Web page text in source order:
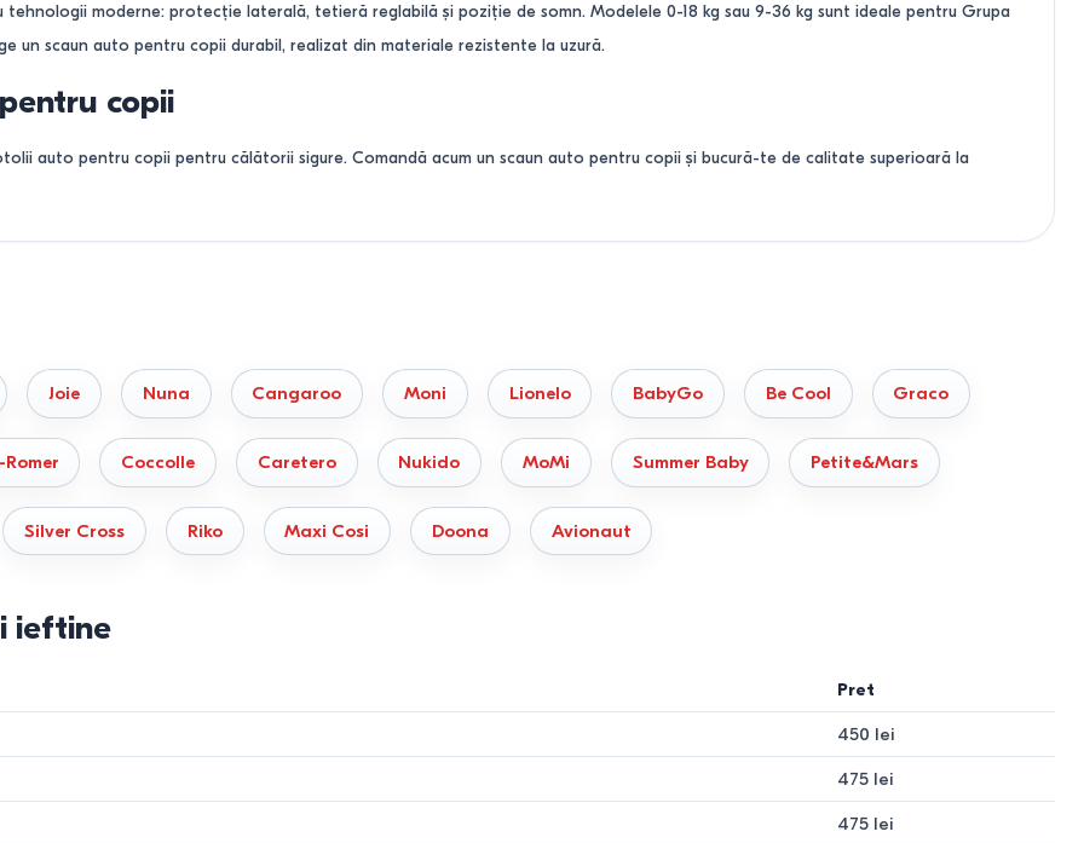
moderne: protecție laterală, tetieră reglabilă și poziție de somn. Modelele 0-18 kg sau 9-36 kg sunt ideale pentru Grupa
un scaun auto pentru copii durabil, realizat din materiale rezistente la uzură.
copii
auto pentru copii pentru călătorii sigure. Comandă acum un scaun auto pentru copii și bucură-te de calitate superioară la
copii pentru toate nevoile
sau pentru un copil mai mare, la Bigshop.md găsești soluții adaptate. Alege scaune auto pentru copii care combină siguranța,
vinzare in credit și in rate cu livrare in Chisinau și Moldova
Joie Nuna Cangaroo Moni Lionelo BabyGo Be Cool Graco
Coccolle Caretero Nukido MoMi Summer Baby Petite&Mars
Silver Cross Riko Maxi Cosi Doona Avionaut
ieftine
Pret
450 lei
475 lei
475 lei